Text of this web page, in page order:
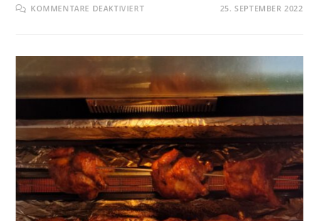
KOMMENTARE DEAKTIVIERTFÜR 25. SEPTEMBER 2022